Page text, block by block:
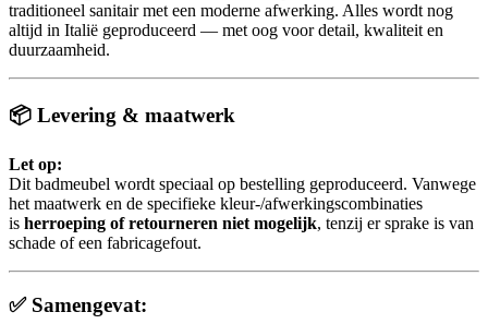
traditioneel sanitair met een moderne afwerking. Alles wordt nog
altijd in Italië geproduceerd — met oog voor detail, kwaliteit en
duurzaamheid.
📦 Levering & maatwerk
Let op:
Dit badmeubel wordt speciaal op bestelling geproduceerd. Vanwege
het maatwerk en de specifieke kleur-/afwerkingscombinaties
is herroeping of retourneren niet mogelijk, tenzij er sprake is van
schade of een fabricagefout.
✅ Samengevat: